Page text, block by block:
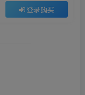
登录购买